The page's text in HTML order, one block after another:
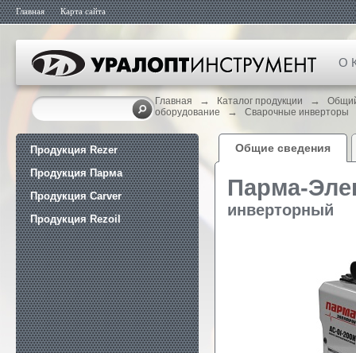
Главная Карта сайта
О
Главная → Каталог продукции →
оборудование
→ Сварочные инверторы
Продукция Rezer
Продукция Парма
Продукция Carver
Продукция Rezoil
Общие сведения
Парма-
инверторный